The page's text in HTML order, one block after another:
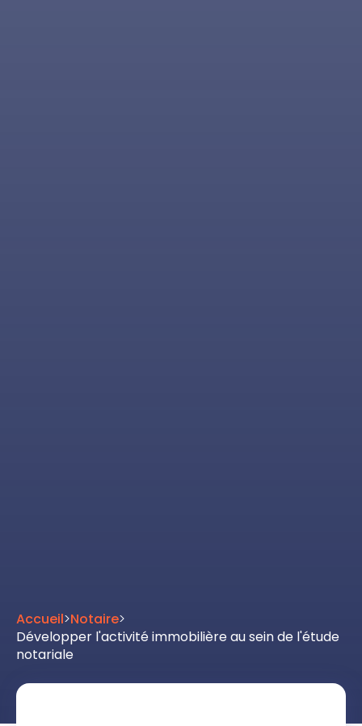
Accueil>Notaire>
Développer l'activité immobilière au sein de l'étude
notariale